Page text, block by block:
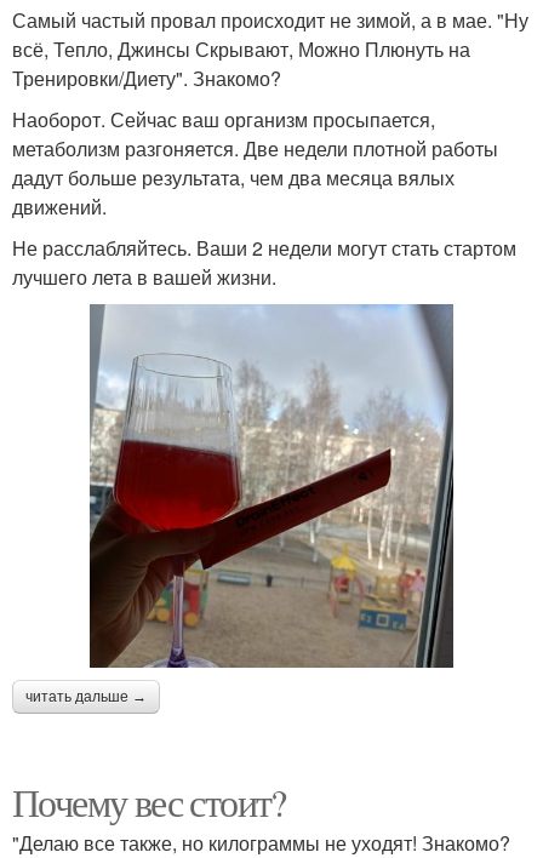
Самый частый провал происходит не зимой, а в мае. "Ну
всё, Тепло, Джинсы Скрывают, Можно Плюнуть на
Тренировки/Диету". Знакомо?
Наоборот. Сейчас ваш организм просыпается,
метаболизм разгоняется. Две недели плотной работы
дадут больше результата, чем два месяца вялых
движений.
Не расслабляйтесь. Ваши 2 недели могут стать стартом
лучшего лета в вашей жизни.
читать дальше →
Почему вес стоит?
"Делаю все также, но килограммы не уходят! Знакомо?